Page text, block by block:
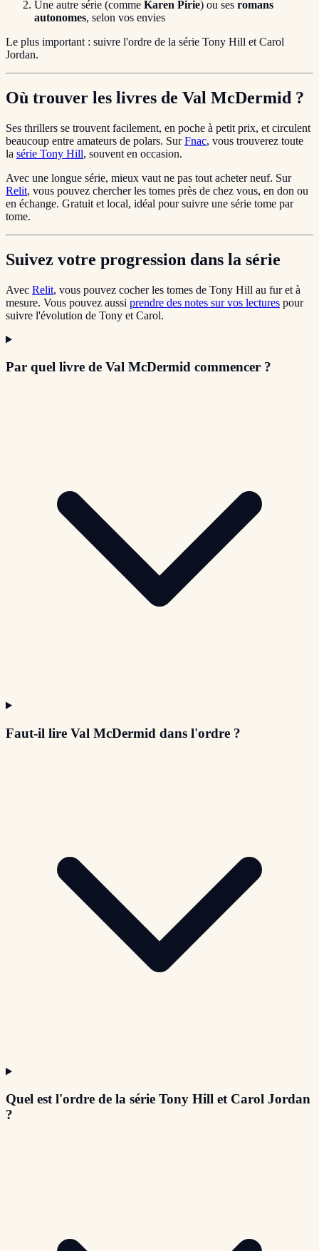
Une autre série (comme Karen Pirie) ou ses romans
autonomes, selon vos envies
Le plus important : suivre l'ordre de la série Tony Hill et Carol
Jordan.
Où trouver les livres de Val McDermid ?
Ses thrillers se trouvent facilement, en poche à petit prix, et circulent
beaucoup entre amateurs de polars. SurFnac, vous trouverez toute
la série Tony Hill, souvent en occasion.
Avec une longue série, mieux vaut ne pas tout acheter neuf. Sur
Relit, vous pouvez chercher les tomes près de chez vous, en don ou
en échange. Gratuit et local, idéal pour suivre une série tome par
tome.
Suivez votre progression dans la série
Avec Relit, vous pouvez cocher les tomes de Tony Hill au fur et à
mesure. Vous pouvez aussi prendre des notes sur vos lectures pour
suivre l'évolution de Tony et Carol.
Par quel livre de Val McDermid commencer ?
Faut-il lire Val McDermid dans l'ordre ?
Quel est l'ordre de la série Tony Hill et Carol Jordan
?